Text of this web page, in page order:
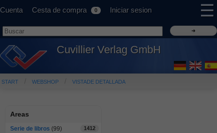
Cuenta Cesta de compra 0 Iniciar sesion ☰
Cuvillier Verlag GmbH
START WEBSHOP VISTADE DETALLADA
Areas
Serie de libros (99) 1412